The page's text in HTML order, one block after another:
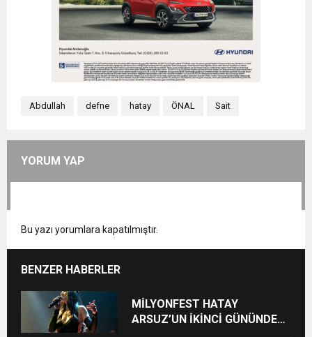
Abdullah defne hatay ÖNAL Sait
YORUM YAP
Bu yazı yorumlara kapatılmıştır.
BENZER HABERLER
MİLYONFEST HATAY
ARSUZ’UN İKİNCİ GÜNÜNDE